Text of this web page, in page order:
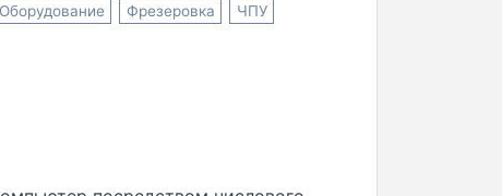
Оборудование Фрезеровка ЧПУ